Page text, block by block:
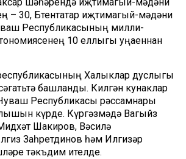
– 30, Бөтентатар иҗтимагый-мәдәни
Республикасының милли-
10 еллыгы уңаеннан
Халыклар дуслыгы
башланды. Килгән кунаклар
Республикасы рәссамнары
күрде. Күргәзмәдә Вагыйз
Шакиров, Вәсилә
Заһретдинов һәм Илгизәр
тәкъдим ителде.